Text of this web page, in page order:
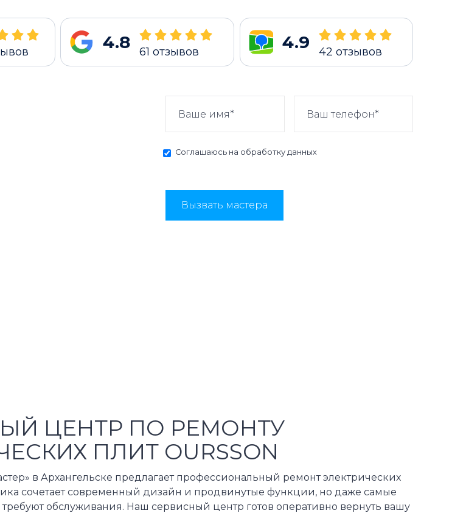
4.8 61 отзывов 4.9 42 отзывов
Соглашаюсь на обработку данных
Вызвать мастера
ЦЕНТР ПО РЕМОНТУ
ПЛИТ OURSSON
в Архангельске предлагает профессиональный ремонт электрических
сочетает современный дизайн и продвинутые функции, но даже самые
обслуживания. Наш сервисный центр готов оперативно вернуть вашу